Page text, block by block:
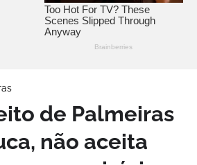
de Palmeiras
não aceita